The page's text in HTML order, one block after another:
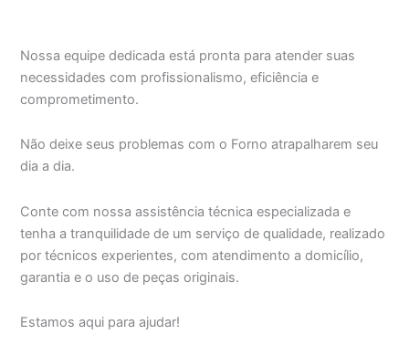
Nossa equipe dedicada está pronta para atender suas
necessidades com profissionalismo, eficiência e
comprometimento.
Não deixe seus problemas com o Forno atrapalharem seu
dia a dia.
Conte com nossa assistência técnica especializada e
tenha a tranquilidade de um serviço de qualidade, realizado
por técnicos experientes, com atendimento a domicílio,
garantia e o uso de peças originais.
Estamos aqui para ajudar!